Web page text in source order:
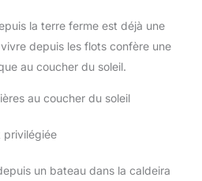
la terre ferme est déjà une
depuis les flots confère une
au coucher du soleil.
au coucher du soleil
privilégiée
un bateau dans la caldeira